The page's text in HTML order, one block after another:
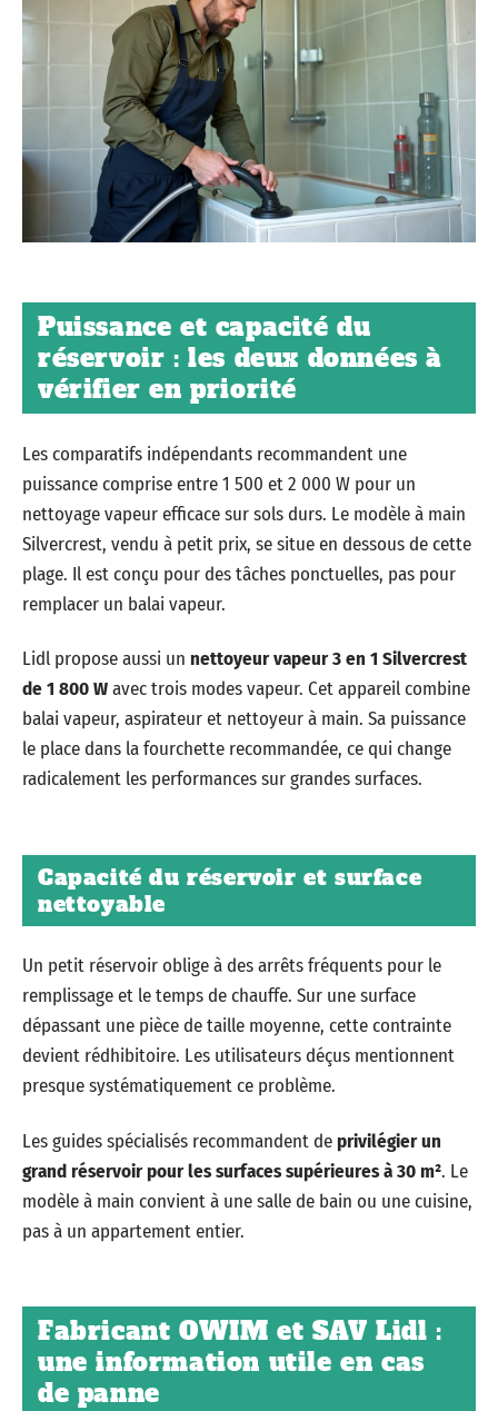
Puissance et capacité du
réservoir : les deux données à
vérifier en priorité
Les comparatifs indépendants recommandent une
puissance comprise entre 1 500 et 2 000 W pour un
nettoyage vapeur efficace sur sols durs. Le modèle à main
Silvercrest, vendu à petit prix, se situe en dessous de cette
plage. Il est conçu pour des tâches ponctuelles, pas pour
remplacer un balai vapeur.
Lidl propose aussi un nettoyeur vapeur 3 en 1 Silvercrest
de 1 800 Wavec trois modes vapeur. Cet appareil combine
balai vapeur, aspirateur et nettoyeur à main. Sa puissance
le place dans la fourchette recommandée, ce qui change
radicalement les performances sur grandes surfaces.
Capacité du réservoir et surface
nettoyable
Un petit réservoir oblige à des arrêts fréquents pour le
remplissage et le temps de chauffe. Sur une surface
dépassant une pièce de taille moyenne, cette contrainte
devient rédhibitoire. Les utilisateurs déçus mentionnent
presque systématiquement ce problème.
Les guides spécialisés recommandent deprivilégier un
grand réservoir pour les surfaces supérieures à 30 m². Le
modèle à main convient à une salle de bain ou une cuisine,
pas à un appartement entier.
Fabricant OWIM et SAV Lidl :
une information utile en cas
de panne